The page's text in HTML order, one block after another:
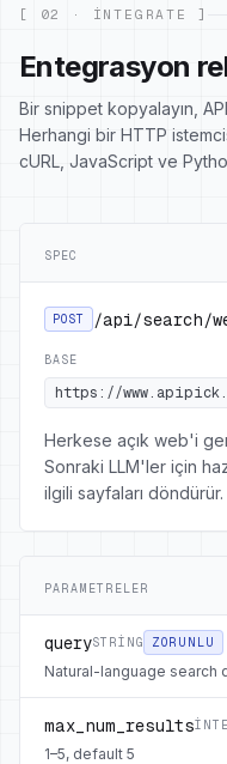
[ 02 · INTEGRATE ]
Entegrasyon
Bir snippet kopyalayın, API
Herhangi bir HTTP
cURL, JavaScript ve
SPEC
POST /api/search/
BASE
https://
Herkese açık web'i
Sonraki LLM'ler için
ilgili sayfaları döndürür.
PARAMETRELER
querySTRING ZORUNLU
Natural-language search
max_num_results
1–5, default 5